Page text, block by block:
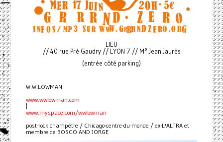
LIEU
// 40 rue Pré Gaudry // LYON 7 // M° Jean Jaurès
(entrée côté parking)
W.W.LOWMAN
www.wwlowman.com
www.myspace.com/wwlowman
post-rock champêtre / Chicago-centre-du-monde / ex-L'ALTRA et
membre de BOSCO AND JORGE